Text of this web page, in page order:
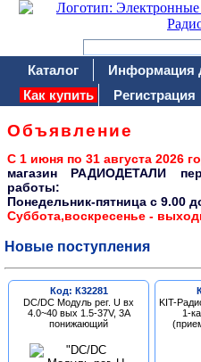
Каталог Информация
Как купить
Регистрация
Объявление
С 1 июня по 31 августа 2026
магазин РАДИОДЕТАЛИ
работы:
Понедельник-пятница c 9.00
Суббота,воскресенье -
Новые поступления
Код: К32281
DC/DC Модуль рег. U вх
4.0~40 вых 1.5-37V, 3A
понижающий
KIT-
1-